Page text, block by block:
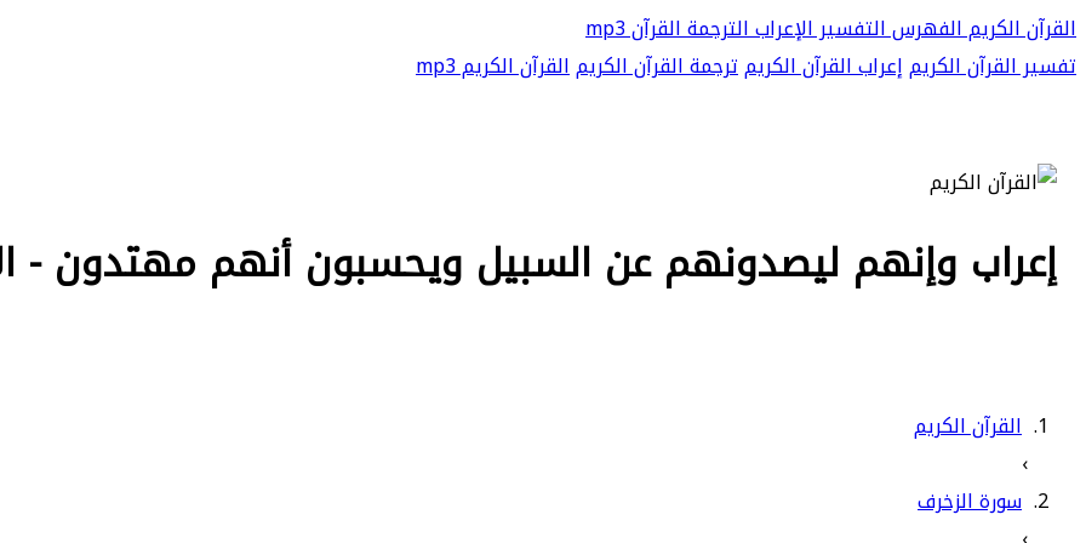
القرآن الكريمالفهرسالتفسيرالإعرابالترجمةالقرآن mp3
تفسير القرآن الكريمإعراب القرآن الكريمترجمة القرآن الكريمالقرآن الكريم mp3
إعراب وإنهم ليصدونهم عن السبيل ويحسبون أنهم مهتدون - الآية 37 من سورة
القرآن الكريم
›
سورة الزخرف